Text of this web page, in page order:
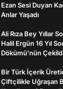
Ezan Sesi Duyan
Anlar Yaşadı
Ali Rıza Bey Yıllar
Halil Ergün 16 Yıl
Dökümü'nün
Bir Türk İçerik
Çiftçilikle Uğraşan